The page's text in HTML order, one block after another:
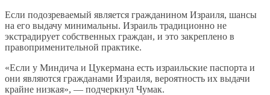
Если подозреваемый является гражданином Израиля, шансы
на его выдачу минимальны. Израиль традиционно не
экстрадирует собственных граждан, и это закреплено в
правоприменительной практике.
«Если у Миндича и Цукермана есть израильские паспорта и
они являются гражданами Израиля, вероятность их выдачи
крайне низкая», — подчеркнул Чумак.